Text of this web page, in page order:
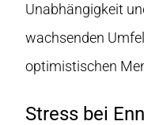
Unabhängigkeit
wachsenden
optimistischen
Stress bei